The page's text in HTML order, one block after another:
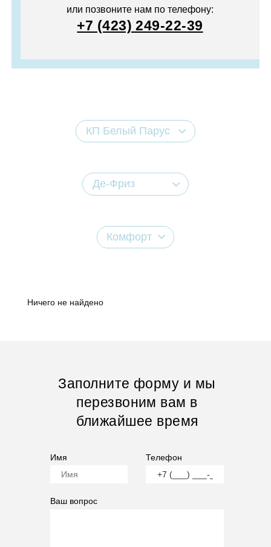
или позвоните нам по телефону:
+7 (423) 249-22-39
КП Белый Парус
Де-Фриз
Комфорт
Ничего не найдено
Заполните форму и мы
перезвоним вам в
ближайшее время
Имя Телефон
Ваш вопрос